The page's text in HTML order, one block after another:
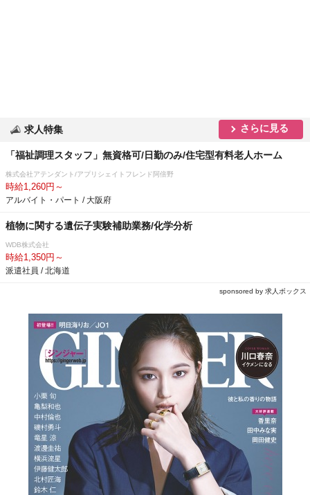
求人特集 さらに見る
「福祉調理スタッフ」無資格可/日勤のみ/住宅型有料老人ホーム
株式会社アテンダント/アプリシェイトフレンド阿倍野
時給1,260円～
アルバイト・パート / 大阪府
植物に関する遺伝子実験補助業務/化学分析
WDB株式会社
時給1,350円～
派遣社員 / 北海道
sponsored by 求人ボックス